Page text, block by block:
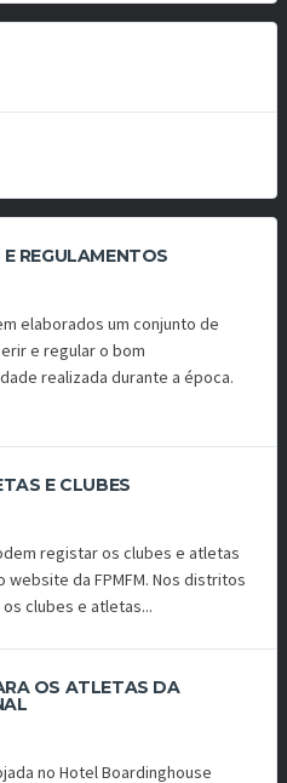
REGULAMENTOS
elaborados um conjunto de
e regular o bom
realizada durante a época.
E CLUBES
registar os clubes e atletas
da FPMFM. Nos distritos
clubes e atletas...
OS ATLETAS DA
no Hotel Boardinghouse